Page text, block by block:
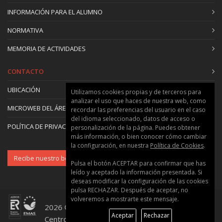
5.3. Construcción de la geometría y generación
5.4. Generación del espacio de fases.
5.5. Ejecución y visualización y análisis de
5.6. Casos con diferentes espesores del filtro.
6. Caso Práctico 4.a: Tomografía Computerizada
(parte 1: fantoma tipo Catphan)
6.1. Introducción del problema y objetivos.
6.2. Caso a: Fantoma tipo Catphan: generación
fichero de entrada, geometría y materiales.
6.3. Obtención de sinograma.
7. Caso Práctico 4.b: Tomografía Computerizada
(parte 2: paciente real)
7.1. Introducción del problema y objetivos.
7.2. Caso b: Paciente real, geometría DICOM:
INFORMACIÓN PARA EL ALUMNO
NORMATIVA
MEMORIA DE ACTIVIDADES
CONTACTO
UBICACIÓN
MICROWEB DEL ÁREA
POLÍTICA DE PRIVACIDAD Y COOKIES
Recibe nuestro boletín
2026 © Universitat Politècnica de València ::
Centro de Formación Permanente
Utilizamos cookies propias y de terceros para
analizar el uso que haces de nuestra web, como
recordar las preferencias del usuario en el caso
del idioma seleccionado, datos de acceso o
personalización de la página. Puedes obtener
más información, o bien conocer cómo cambiar
la configuración, en nuestra Política de Cookies.
Pulsa el botón ACEPTAR para confirmar que has
leído y aceptado la información presentada. Si
deseas modificar la configuración de las cookies
pulsa RECHAZAR. Después de aceptar, no
volveremos a mostrarte este mensaje.
Aceptar
Rechazar